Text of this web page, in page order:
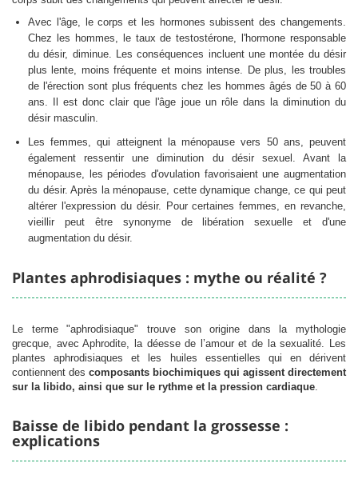
Avec l'âge, le corps et les hormones subissent des changements.
Chez les hommes, le taux de testostérone, l'hormone responsable
du désir, diminue. Les conséquences incluent une montée du désir
plus lente, moins fréquente et moins intense. De plus, les troubles
de l'érection sont plus fréquents chez les hommes âgés de 50 à 60
ans. Il est donc clair que l'âge joue un rôle dans la diminution du
désir masculin.
Les femmes, qui atteignent la ménopause vers 50 ans, peuvent
également ressentir une diminution du désir sexuel. Avant la
ménopause, les périodes d'ovulation favorisaient une augmentation
du désir. Après la ménopause, cette dynamique change, ce qui peut
altérer l'expression du désir. Pour certaines femmes, en revanche,
vieillir peut être synonyme de libération sexuelle et d'une
augmentation du désir.
Plantes aphrodisiaques : mythe ou réalité ?
Le terme "aphrodisiaque" trouve son origine dans la mythologie
grecque, avec Aphrodite, la déesse de l’amour et de la sexualité. Les
plantes aphrodisiaques et les huiles essentielles qui en dérivent
contiennent des composants biochimiques qui agissent directement
sur la libido, ainsi que sur le rythme et la pression cardiaque.
Baisse de libido pendant la grossesse :
explications